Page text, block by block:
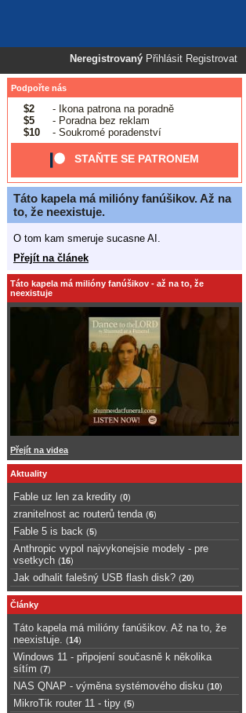
Neregistrovaný Přihlásit Registrovat
Podpořte nás
$2
- Ikona patrona na poradně
$5
- Poradna bez reklam
$10
- Soukromé poradenství
STAŇTE SE PATRONEM
Táto kapela má milióny fanúšikov. Až na
to, že neexistuje.
O tom kam smeruje sucasne AI.
Přejít na článek
Táto kapela má milióny fanúšikov - až na to, že
neexistuje
Přejít na videa
Aktuality
Fable uz len za kredity (0)
zranitelnost ac routerů tenda (6)
Fable 5 is back (5)
Anthropic vypol najvykonejsie modely - pre
vsetkych (16)
Jak odhalit falešný USB flash disk? (20)
Články
Táto kapela má milióny fanúšikov. Až na to, že
neexistuje.
(14)
Windows 11 - připojení současně k několika
sítím (7)
NAS QNAP - výměna systémového disku (10)
MikroTik router 11 - tipy (5)